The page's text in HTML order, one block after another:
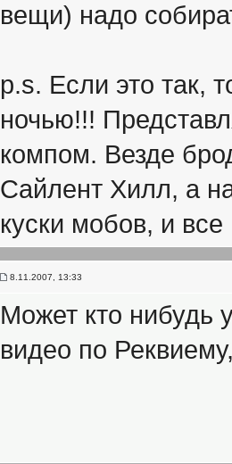
вещи) надо
p.s. Если это так,
ночью!!!
компом. Везде
Сайлент Хилл, а
куски мобов, и все
8.11.2007, 13:33
Может кто нибудь
видео по